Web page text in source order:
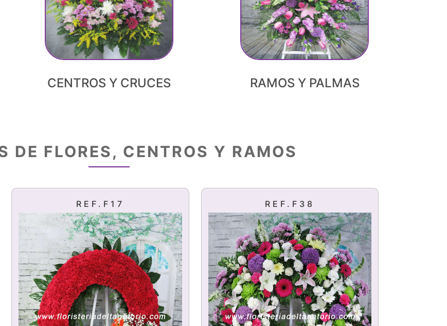
CENTROS Y CRUCES RAMOS Y PALMAS
DE FLORES, CENTROS Y RAMOS
REF.F17 REF.F38